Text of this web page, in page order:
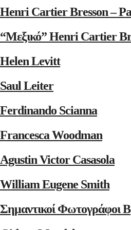
Henri Cartier Bresson –
“Μεξικό” Henri Cartier
Helen Levitt
Saul Leiter
Ferdinando Scianna
Francesca Woodman
Agustin Victor Casasola
William Eugene Smith
Σημαντικοί Φωτογράφοι Β